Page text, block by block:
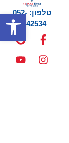
פתח
טלפון: 052-
4442534